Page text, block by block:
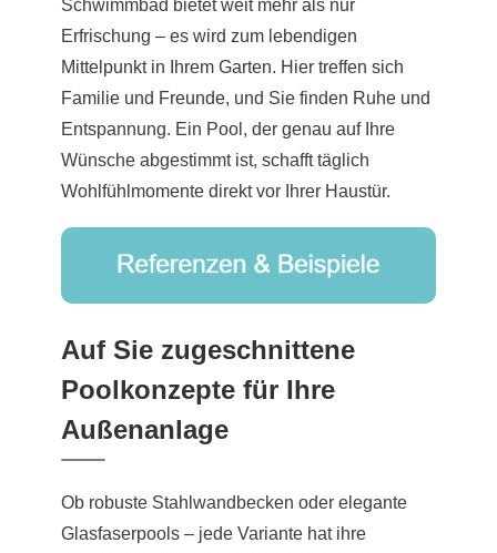
Schwimmbad bietet weit mehr als nur
Erfrischung – es wird zum lebendigen
Mittelpunkt in Ihrem Garten. Hier treffen sich
Familie und Freunde, und Sie finden Ruhe und
Entspannung. Ein Pool, der genau auf Ihre
Wünsche abgestimmt ist, schafft täglich
Wohlfühlmomente direkt vor Ihrer Haustür.
Auf Sie zugeschnittene
Poolkonzepte für Ihre
Außenanlage
Ob robuste Stahlwandbecken oder elegante
Glasfaserpools – jede Variante hat ihre